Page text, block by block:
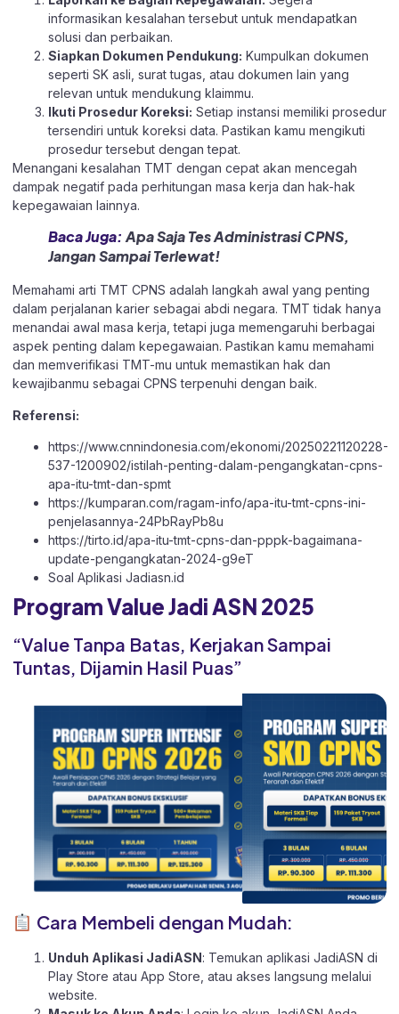
informasikan kesalahan tersebut untuk mendapatkan
solusi dan perbaikan.​
Siapkan Dokumen Pendukung: Kumpulkan dokumen
seperti SK asli, surat tugas, atau dokumen lain yang
relevan untuk mendukung klaimmu.​
Ikuti Prosedur Koreksi: Setiap instansi memiliki prosedur
tersendiri untuk koreksi data. Pastikan kamu mengikuti
prosedur tersebut dengan tepat.​
Menangani kesalahan TMT dengan cepat akan mencegah
dampak negatif pada perhitungan masa kerja dan hak-hak
kepegawaian lainnya.
Baca Juga:Apa Saja Tes Administrasi CPNS,
Jangan Sampai Terlewat!
Memahami arti TMT CPNS adalah langkah awal yang penting
dalam perjalanan karier sebagai abdi negara. TMT tidak hanya
menandai awal masa kerja, tetapi juga memengaruhi berbagai
aspek penting dalam kepegawaian. Pastikan kamu memahami
dan memverifikasi TMT-mu untuk memastikan hak dan
kewajibanmu sebagai CPNS terpenuhi dengan baik.
Referensi:
https://www.cnnindonesia.com/ekonomi/20250221120228-
537-1200902/istilah-penting-dalam-pengangkatan-cpns-
apa-itu-tmt-dan-spmt
https://kumparan.com/ragam-info/apa-itu-tmt-cpns-ini-
penjelasannya-24PbRayPb8u
https://tirto.id/apa-itu-tmt-cpns-dan-pppk-bagaimana-
update-pengangkatan-2024-g9eT
Soal Aplikasi Jadiasn.id
Program Value Jadi ASN 2025
“Value Tanpa Batas, Kerjakan Sampai
Tuntas, Dijamin Hasil Puas”
Cara Membeli dengan Mudah:
Unduh Aplikasi JadiASN : Temukan aplikasi JadiASN di
Play Store atau App Store, atau akses langsung melalui
website.